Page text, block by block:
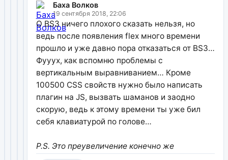
Баха Волков
19 сентября 2018, 22:06
О BS3 ничего плохого сказать нельзя, но
ведь после появления flex много времени
прошло и уже давно пора отказаться от BS3…
Фууух, как вспомню проблемы с
вертикальным выравниванием… Кроме
100500 CSS свойств нужно было написать
плагин на JS, вызвать шаманов и заодно
скорую, ведь к этому времени ты уже бил
себя клавиатурой по голове…
P.S. Это преувеличение конечно же